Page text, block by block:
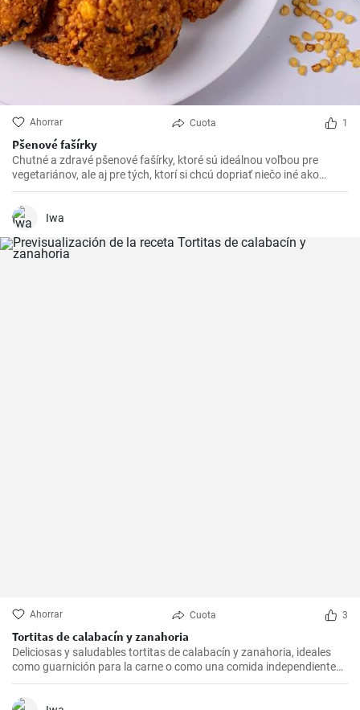
Ahorrar Cuota 1
Pšenové fašírky
Chutné a zdravé pšenové fašírky, ktoré sú ideálnou voľbou pre
vegetariánov, ale aj pre tých, ktorí si chcú dopriať niečo iné ako
klasické mäsové fašírky.
Iwa
Ahorrar Cuota 3
Tortitas de calabacín y zanahoria
Deliciosas y saludables tortitas de calabacín y zanahoria, ideales
como guarnición para la carne o como una comida independiente
con ensalada. La preparación es sencilla y rápida.